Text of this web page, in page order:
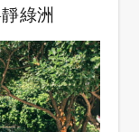
綠洲